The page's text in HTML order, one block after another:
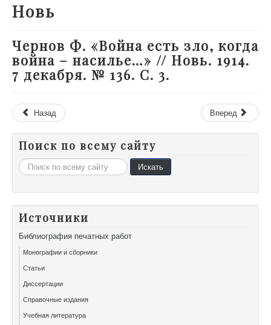
Новь
Чернов Ф. «Война есть зло, когда
война – насилье…» // Новь. 1914.
7 декабря. № 136. С. 3.
Назад Вперед
Поиск по всему сайту
Искать... Искать
Источники
Библиография печатных работ
Монографии и сборники
Статьи
Диссертации
Справочные издания
Учебная литература